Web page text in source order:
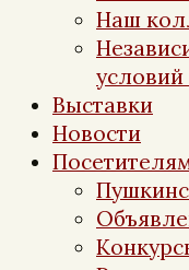
Наш
условий
Выставки
Новости